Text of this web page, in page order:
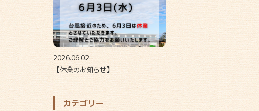
2026.06.02
【休業のお知らせ】
カテゴリー